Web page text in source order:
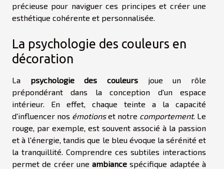
précieuse pour naviguer ces principes et créer une
esthétique cohérente et personnalisée.
La psychologie des couleurs en
décoration
La psychologie des couleurs joue un rôle
prépondérant dans la conception d'un espace
intérieur. En effet, chaque teinte a la capacité
d'influencer nos émotionset notre comportement. Le
rouge, par exemple, est souvent associé à la passion
et à l'énergie, tandis que le bleu évoque la sérénité et
la tranquillité. Comprendre ces subtiles interactions
permet de créer uneambiance spécifique adaptée à